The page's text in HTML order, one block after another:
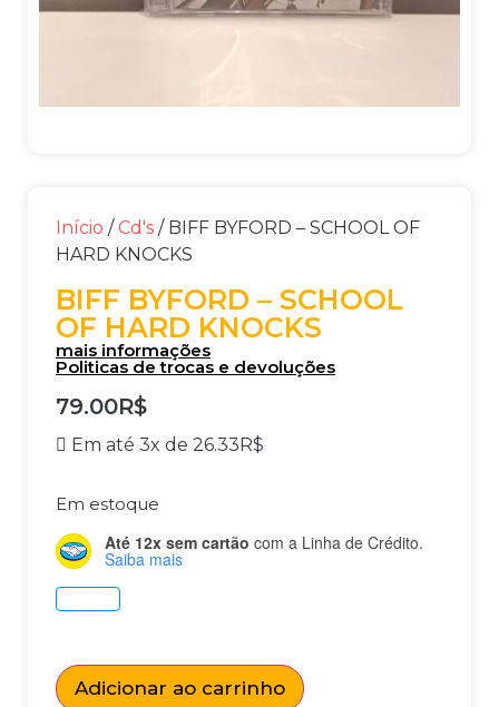
Início / Cd's / BIFF BYFORD – SCHOOL OF
HARD KNOCKS
BIFF BYFORD – SCHOOL
OF HARD KNOCKS
mais informações
Politicas de trocas e devoluções
79.00R$
Em até 3x de 26.33R$
Em estoque
Até 12x sem cartão com a Linha de Crédito.
Saiba mais
Adicionar ao carrinho